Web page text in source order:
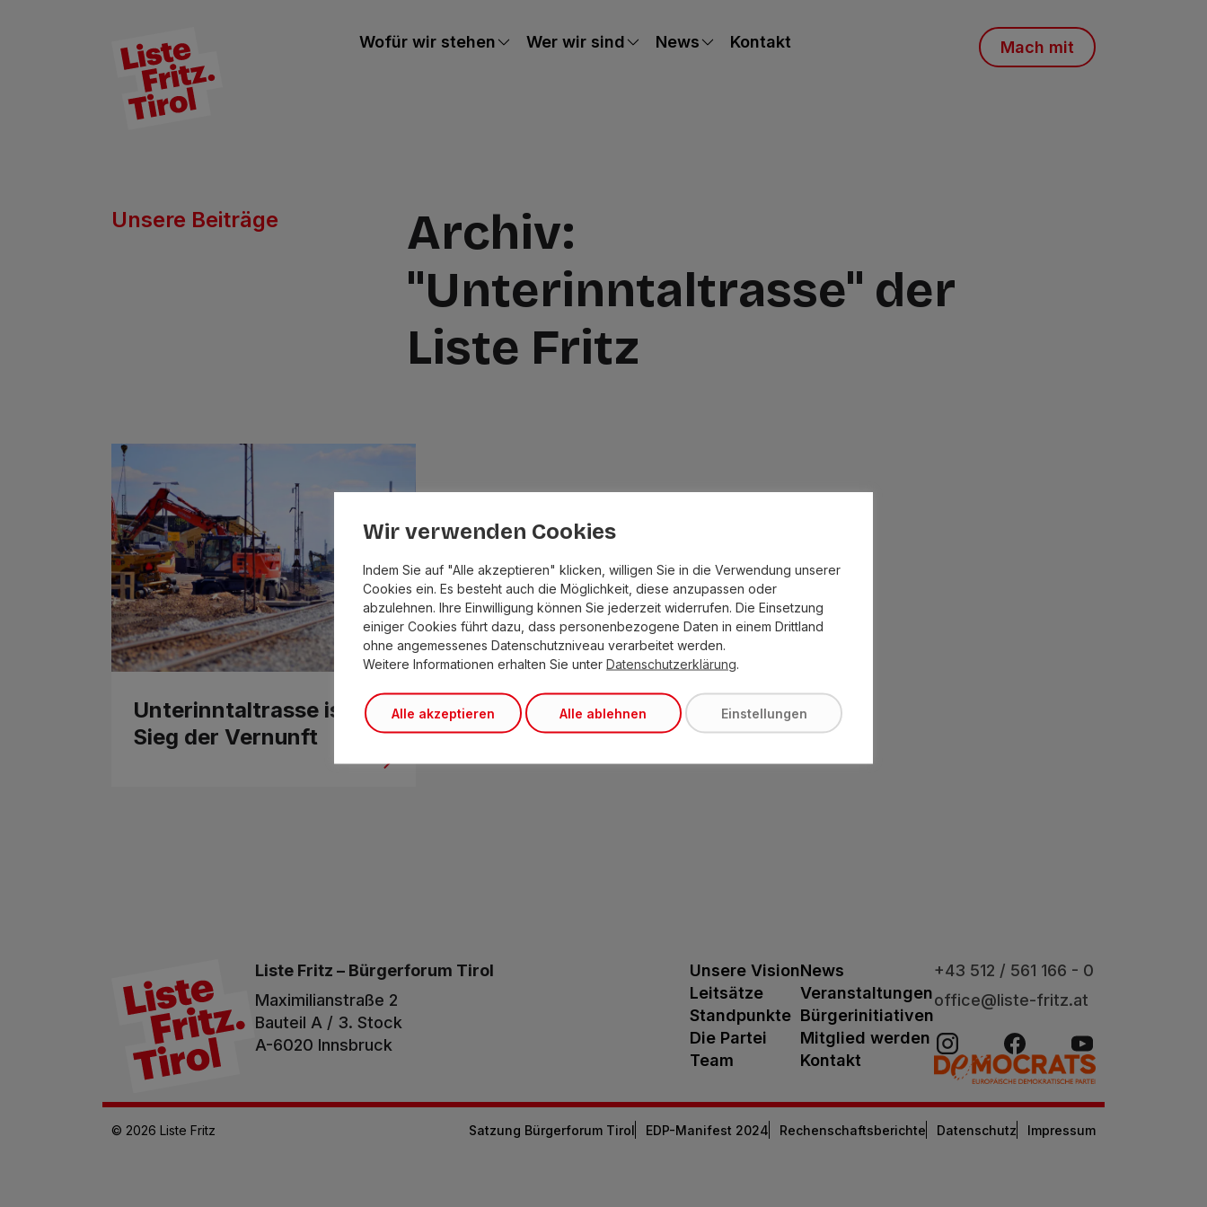
Wofür wir stehen Wer wir sind News Kontakt Mach mit
Unsere Beiträge
Archiv:
"Unterinntaltrasse" der
Liste Fritz
Unterinntaltrasse ist
Sieg der Vernunft
Liste Fritz – Bürgerforum Tirol
Maximilianstraße 2
Bauteil A / 3. Stock
A-6020 Innsbruck
Unsere Vision
Leitsätze
Standpunkte
Die Partei
Team
News
Veranstaltungen
Bürgerinitiativen
Mitglied werden
Kontakt
+43 512 / 561 166 - 0
office@liste-fritz.at
© 2026 Liste Fritz Satzung Bürgerforum Tirol EDP-Manifest 2024 Rechenschaftsberichte Datenschutz Impressum
Wir verwenden Cookies
Indem Sie auf "Alle akzeptieren" klicken, willigen Sie in die Verwendung unserer
Cookies ein. Es besteht auch die Möglichkeit, diese anzupassen oder
abzulehnen. Ihre Einwilligung können Sie jederzeit widerrufen. Die Einsetzung
einiger Cookies führt dazu, dass personenbezogene Daten in einem Drittland
ohne angemessenes Datenschutzniveau verarbeitet werden.
Weitere Informationen erhalten Sie unter Datenschutzerklärung.
Alle akzeptieren Alle ablehnen Einstellungen